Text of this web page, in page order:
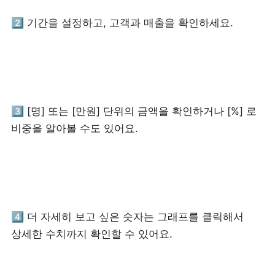
2️⃣ 기간을 설정하고, 고객과 매출을 확인하세요.
3️⃣ [명] 또는 [만원] 단위의 금액을 확인하거나 [%] 로
비중을 알아볼 수도 있어요.
4️⃣ 더 자세히 보고 싶은 숫자는 그래프를 클릭해서
상세한 수치까지 확인할 수 있어요.